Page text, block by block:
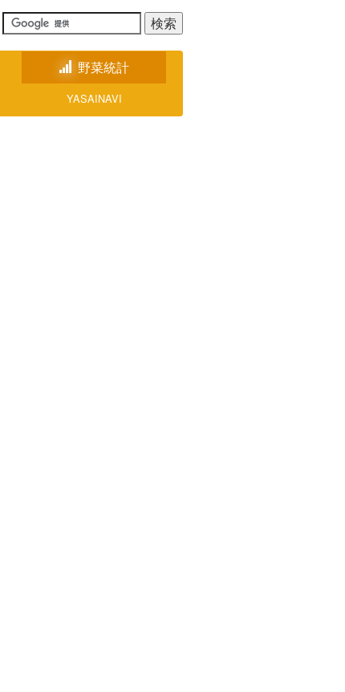
野菜統計
YASAINAVI